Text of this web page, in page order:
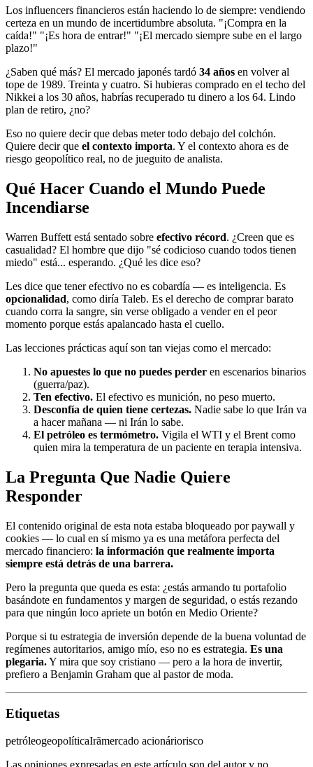
Los influencers financieros están haciendo lo de siempre: vendiendo
certeza en un mundo de incertidumbre absoluta. "¡Compra en la
caída!" "¡Es hora de entrar!" "¡El mercado siempre sube en el largo
plazo!"
¿Saben qué más? El mercado japonés tardó 34 años en volver al
tope de 1989. Treinta y cuatro. Si hubieras comprado en el techo del
Nikkei a los 30 años, habrías recuperado tu dinero a los 64. Lindo
plan de retiro, ¿no?
Eso no quiere decir que debas meter todo debajo del colchón.
Quiere decir que el contexto importa. Y el contexto ahora es de
riesgo geopolítico real, no de jueguito de analista.
Qué Hacer Cuando el Mundo Puede
Incendiarse
Warren Buffett está sentado sobre efectivo récord. ¿Creen que es
casualidad? El hombre que dijo "sé codicioso cuando todos tienen
miedo" está... esperando. ¿Qué les dice eso?
Les dice que tener efectivo no es cobardía — es inteligencia. Es
opcionalidad, como diría Taleb. Es el derecho de comprar barato
cuando corra la sangre, sin verse obligado a vender en el peor
momento porque estás apalancado hasta el cuello.
Las lecciones prácticas aquí son tan viejas como el mercado:
No apuestes lo que no puedes perder en escenarios binarios
(guerra/paz).
Ten efectivo. El efectivo es munición, no peso muerto.
Desconfía de quien tiene certezas. Nadie sabe lo que Irán va
a hacer mañana — ni Irán lo sabe.
El petróleo es termómetro. Vigila el WTI y el Brent como
quien mira la temperatura de un paciente en terapia intensiva.
La Pregunta Que Nadie Quiere
Responder
El contenido original de esta nota estaba bloqueado por paywall y
cookies — lo cual en sí mismo ya es una metáfora perfecta del
mercado financiero: la información que realmente importa
siempre está detrás de una barrera.
Pero la pregunta que queda es esta: ¿estás armando tu portafolio
basándote en fundamentos y margen de seguridad, o estás rezando
para que ningún loco apriete un botón en Medio Oriente?
Porque si tu estrategia de inversión depende de la buena voluntad de
regímenes autoritarios, amigo mío, eso no es estrategia. Es una
plegaria.Y mira que soy cristiano — pero a la hora de invertir,
prefiero a Benjamin Graham que al pastor de moda.
Etiquetas
petróleogeopolíticaIrãmercado acionáriorisco